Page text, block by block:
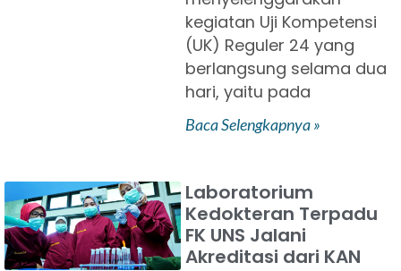
kegiatan Uji Kompetensi
(UK) Reguler 24 yang
berlangsung selama dua
hari, yaitu pada
Baca Selengkapnya »
Laboratorium
Kedokteran Terpadu
FK UNS Jalani
Akreditasi dari KAN